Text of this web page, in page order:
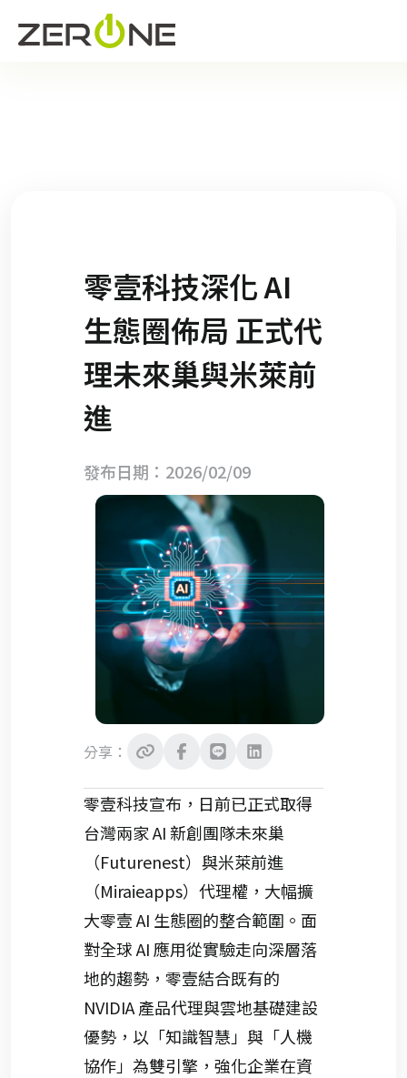
分享：
零壹科技深化 AI
生態圈佈局 正式代
理未來巢與米萊前
進
發布日期：2026/02/09
零壹科技宣布，日前已正式取得
台灣兩家 AI 新創團隊未來巢
（Futurenest）與米萊前進
（Miraieapps）代理權，大幅擴
大零壹 AI 生態圈的整合範圍。面
對全球 AI 應用從實驗走向深層落
地的趨勢，零壹結合既有的
NVIDIA 產品代理與雲地基礎建設
優勢，以「知識智慧」與「人機
協作」為雙引擎，強化企業在資